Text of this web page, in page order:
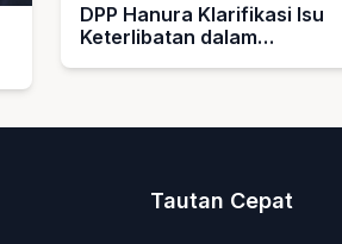
DPP Hanura Klarifikasi Isu
Keterlibatan dalam
Tautan Cepat